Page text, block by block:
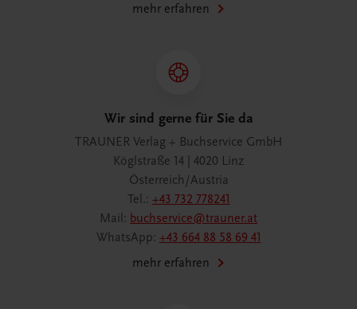
mehr erfahren
Wir sind gerne für Sie da
TRAUNER Verlag + Buchservice GmbH
Köglstraße 14 | 4020 Linz
Österreich/Austria
Tel.: +43 732 778241
Mail: buchservice@trauner.at
WhatsApp: +43 664 88 58 69 41
mehr erfahren